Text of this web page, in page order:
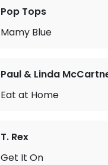
Pop Tops
Mamy Blue
Paul & Linda
Eat at Home
T. Rex
Get It On